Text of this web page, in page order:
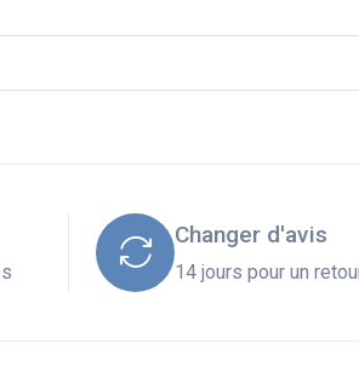
Changer d'avis
14 jours pour un